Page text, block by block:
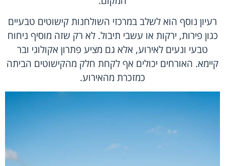
רעיון נוסף הוא לשלב במרכזי השולחנות קישוטים טבעיים
כגון פירות, ירקות או עשבי תיבול. לא רק שזה מוסיף ניחוח
טבעי ונעים לאירוע, אלא גם מציע פתרון אקולוגי ובר
קיימא. האורחים יכולים אף לקחת חלק מהקישוטים הביתה
כמזכרת מהאירוע.